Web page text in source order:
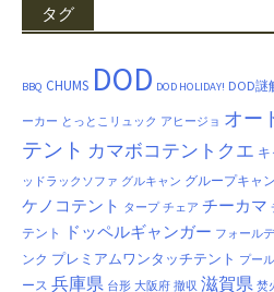
タグ
BBQ CHUMS DOD DOD HOLIDAY! DOD謎
ーカー とっとこリュック アヒージョ オー
テント カマボコテントクエ
ッドラックソファ グルキャン グループキャ
ケノコテント タープ チェア チーカマ
テント ドッペルギャンガー フォール
ンク プレミアムワンタッチテント プール
ース 兵庫県 台形 大阪府 撤収 滋賀県 焚